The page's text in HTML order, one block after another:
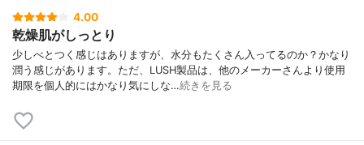
4.00
乾燥肌がしっとり
少しべとつく感じはありますが、水分もたくさん入ってるのか？かなり
潤う感じがあります。ただ、LUSH製品は、他のメーカーさんより使用
期限を個人的にはかなり気にしな…続きを見る